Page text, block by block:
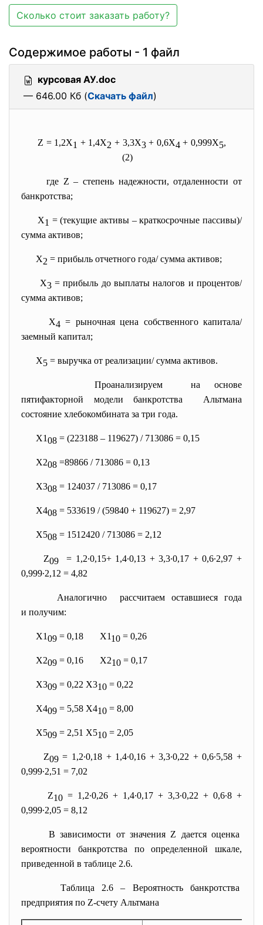
Сколько стоит заказать работу?
Содержимое работы - 1 файл
курсовая АУ.doc
— 646.00 Кб (Скачать файл)
Z = 1,2Х1 + 1,4Х2 + 3,3Х3 + 0,6Х4 + 0,999Х5,
(2)
где Z – степень надежности, отдаленности от
банкротства;
Х1 = (текущие активы – краткосрочные пассивы)/
сумма активов;
Х2 = прибыль отчетного года/ сумма активов;
Х3 = прибыль до выплаты налогов и процентов/
сумма активов;
Х4 = рыночная цена собственного капитала/
заемный капитал;
Х5 = выручка от реализации/ сумма активов.
Проанализируем на основе
пятифакторной модели банкротства Альтмана
состояние хлебокомбината за три года.
Х108 = (223188 – 119627) / 713086 = 0,15
Х208 =89866 / 713086 = 0,13
Х308 = 124037 / 713086 = 0,17
Х408 = 533619 / (59840 + 119627) = 2,97
Х508 = 1512420 / 713086 = 2,12
Z09= 1,2∙0,15+ 1,4∙0,13 + 3,3∙0,17 + 0,6∙2,97 +
0,999∙2,12 = 4,82
Аналогично рассчитаем оставшиеся года
и получим:
Х109 = 0,18 Х110 = 0,26
Х209 = 0,16 Х210 = 0,17
Х309 = 0,22 Х310 = 0,22
Х409 = 5,58 Х410 = 8,00
Х509 = 2,51 Х510 = 2,05
Z09= 1,2∙0,18 + 1,4∙0,16 + 3,3∙0,22 + 0,6∙5,58 +
0,999∙2,51 = 7,02
Z10 = 1,2∙0,26 + 1,4∙0,17 + 3,3∙0,22 + 0,6∙8 +
0,999∙2,05 = 8,12
В зависимости от значения Z дается оценка
вероятности банкротства по определенной шкале,
приведенной в таблице 2.6.
Таблица 2.6 – Вероятность банкротства
предприятия по Z-счету Альтмана